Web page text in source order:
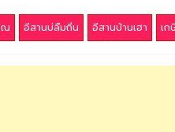
ณ อีสานบ่ลืมถิ่น อีสานบ้านเฮา เ